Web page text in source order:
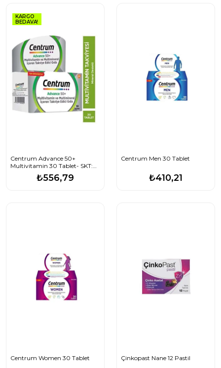
KARGO
BEDAVA!
Centrum Advance 50+
Multivitamin 30 Tablet- SKT:
₺556,79
Centrum Men 30 Tablet
₺410,21
Centrum Women 30 Tablet Çinkopast Nane 12 Pastil